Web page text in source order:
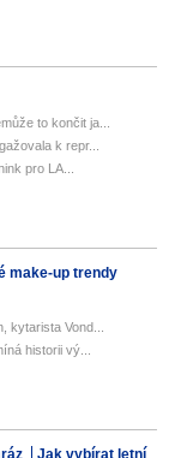
to končit ja...
k repr...
pro LA...
make-up trendy
kytarista Vond...
historii vý...
Jak vybírat letní